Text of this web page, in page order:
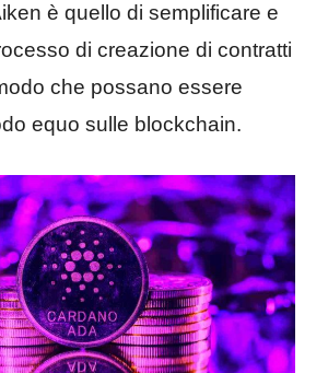
è quello di semplificare e
di creazione di contratti
che possano essere
equo sulle blockchain.